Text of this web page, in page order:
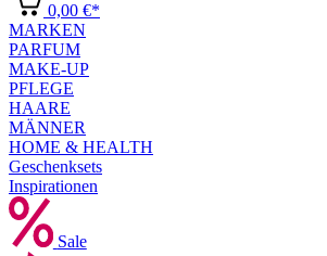
0,00 €*
MARKEN
PARFUM
MAKE-UP
PFLEGE
HAARE
MÄNNER
HOME & HEALTH
Geschenksets
Inspirationen
Sale